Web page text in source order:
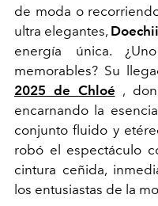
de moda o
ultra elegantes, Doechii
energía única.
memorables? Su
2025 de Chloé ,
encarnando la
conjunto fluido y
robó el espectáculo
cintura ceñida,
los entusiastas de la